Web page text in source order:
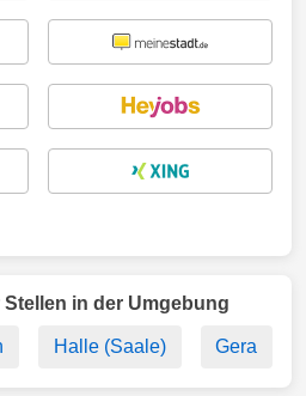
in der Umgebung
Halle (Saale) Gera